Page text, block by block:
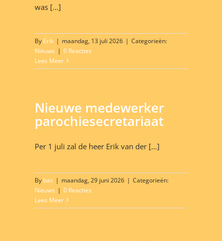
was [...]
By Erik | maandag, 13 juli 2026 | Categorieën:
Nieuws | 0 Reacties
Lees Meer
Nieuwe medewerker
parochiesecretariaat
Per 1 juli zal de heer Erik van der [...]
By bas | maandag, 29 juni 2026 | Categorieën:
Nieuws | 0 Reacties
Lees Meer